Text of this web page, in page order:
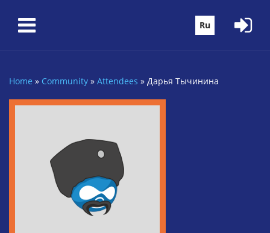
Ru
You are here
Home » Community » Attendees » Дарья Тычинина